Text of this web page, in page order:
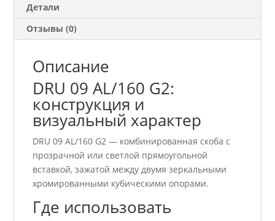
Детали
Отзывы (0)
Описание
DRU 09 AL/160 G2:
конструкция и
визуальный характер
DRU 09 AL/160 G2 — комбинированная скоба с
прозрачной или светлой прямоугольной
вставкой, зажатой между двумя зеркальными
хромированными кубическими опорами.
Где использовать